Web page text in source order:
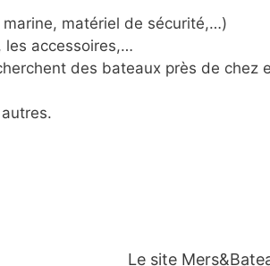
marine, matériel de sécurité,…)
les accessoires,…
des bateaux près de chez
Le site